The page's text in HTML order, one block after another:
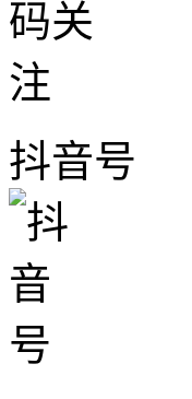
抖音号